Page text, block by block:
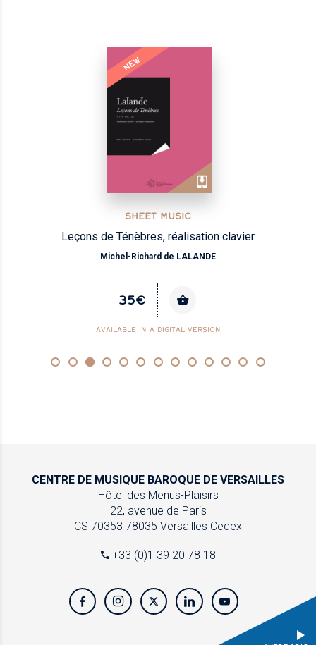
NEW
SHEET MUSIC
Leçons de Ténèbres, réalisation clavier
Michel-Richard de LALANDE
35€
AVAILABLE IN A DIGITAL VERSION
CENTRE DE MUSIQUE BAROQUE DE VERSAILLES
Hôtel des Menus-Plaisirs
22, avenue de Paris
CS 70353 78035 Versailles Cedex
+33 (0)1 39 20 78 18